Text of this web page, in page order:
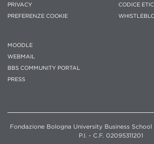
PRIVACY
PREFERENZE COOKIE
CODICE
MOODLE
WEBMAIL
BBS COMMUNITY PORTAL
PRESS
Fondazione Bologna University Business School
P.I. - C.F. 02095311201